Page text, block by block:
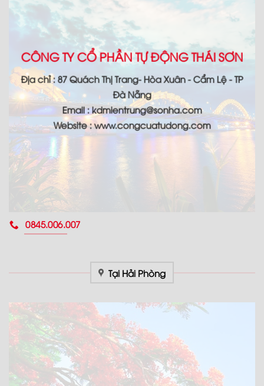
CÔNG TY CỔ PHẦN TỰ ĐỘNG THÁI SƠN
Địa chỉ : 87 Quách Thị Trang- Hòa Xuân - Cẩm Lệ - TP
Đà Nẵng
Email : kdmientrung@sonha.com
Website : www.congcuatudong.com
0845.006.007
Tại Hải Phòng